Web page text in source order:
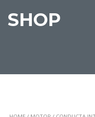
SHOP